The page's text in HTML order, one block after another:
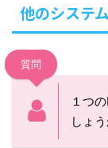
他のシステ
質問
１つ
しょ